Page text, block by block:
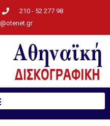
210 - 52 277 98